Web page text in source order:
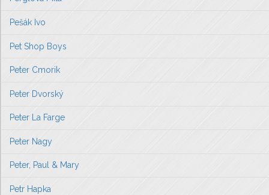
Pešák Ivo
Pet Shop Boys
Peter Cmorik
Peter Dvorský
Peter La Farge
Peter Nagy
Peter, Paul & Mary
Petr Hapka